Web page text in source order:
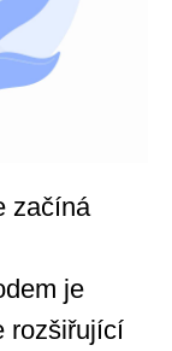
začíná
je
rozšiřující